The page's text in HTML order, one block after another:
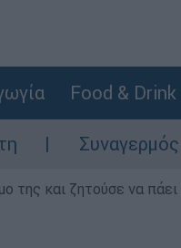
Food & Drink
Συναγερμός στην
και ζητούσε να πάει